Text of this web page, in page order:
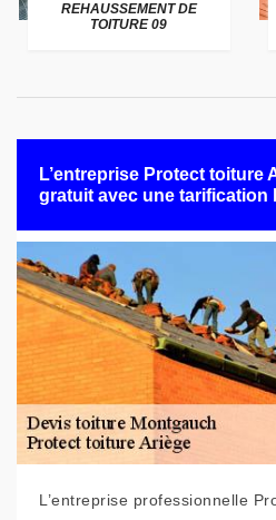
REHAUSSEMENT DE
TOITURE 09
L’entreprise Protect toiture
gratuit avec une tarification
L’entreprise professionnelle